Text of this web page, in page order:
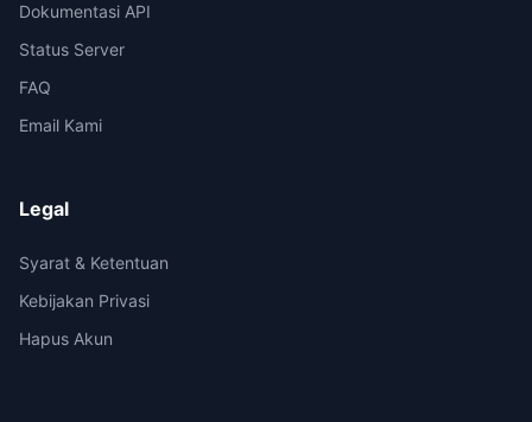
Dokumentasi API
Status Server
FAQ
Email Kami
Legal
Syarat & Ketentuan
Kebijakan Privasi
Hapus Akun